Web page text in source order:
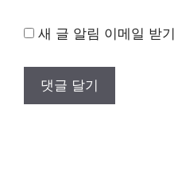
새 글 알림 이메일 받기